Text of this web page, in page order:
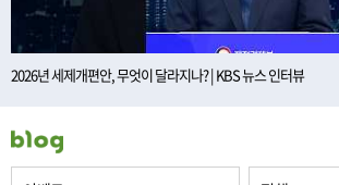
2026년 세제개편안, 무엇이 달라지나? | KBS 뉴스 인터뷰